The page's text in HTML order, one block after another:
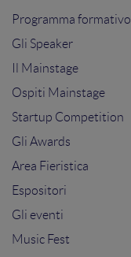
Programma formativo
Gli Speaker
Il Mainstage
Ospiti Mainstage
Startup Competition
Gli Awards
Area Fieristica
Espositori
Gli eventi
Music Fest